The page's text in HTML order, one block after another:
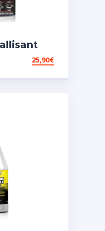
25,90€